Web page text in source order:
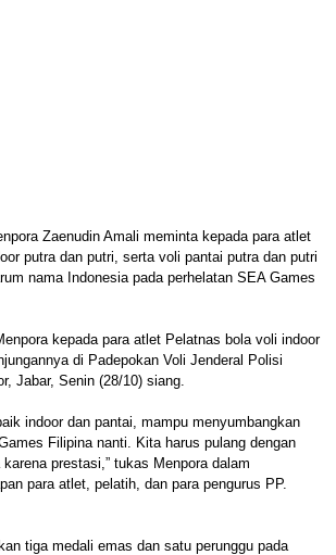
Zaenudin Amali meminta kepada para atlet
putra dan putri, serta voli pantai putra dan putri
nama Indonesia pada perhelatan SEA Games
kepada para atlet Pelatnas bola voli indoor
di Padepokan Voli Jenderal Polisi
Jabar, Senin (28/10) siang.
indoor dan pantai, mampu menyumbangkan
Filipina nanti. Kita harus pulang dengan
prestasi,” tukas Menpora dalam
para atlet, pelatih, dan para pengurus PP.
tiga medali emas dan satu perunggu pada